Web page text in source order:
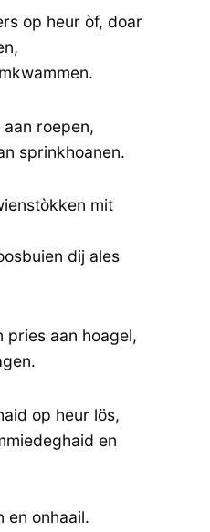
op heur òf, doar
roepen,
sprinkhoanen.
mit
dij ales
pries aan hoagel,
op heur lös,
en
en onhaail.